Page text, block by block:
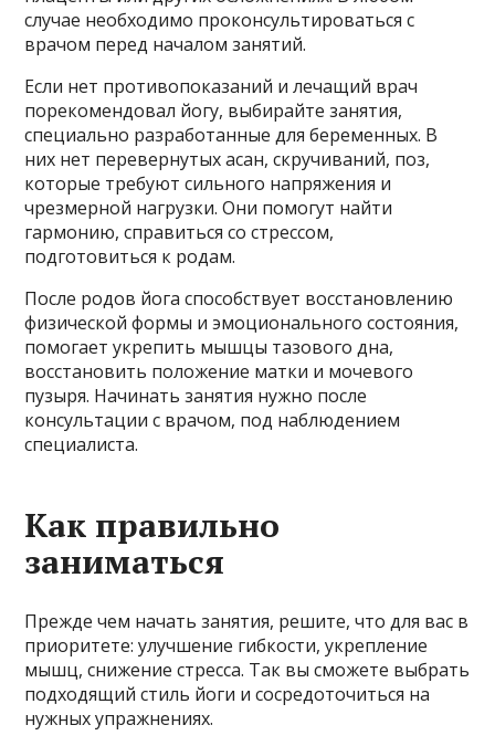
случае необходимо проконсультироваться с
врачом перед началом занятий.
Если нет противопоказаний и лечащий врач
порекомендовал йогу, выбирайте занятия,
специально разработанные для беременных. В
них нет перевернутых асан, скручиваний, поз,
которые требуют сильного напряжения и
чрезмерной нагрузки. Они помогут найти
гармонию, справиться со стрессом,
подготовиться к родам.
После родов йога способствует восстановлению
физической формы и эмоционального состояния,
помогает укрепить мышцы тазового дна,
восстановить положение матки и мочевого
пузыря. Начинать занятия нужно после
консультации с врачом, под наблюдением
специалиста.
Как правильно
заниматься
Прежде чем начать занятия, решите, что для вас в
приоритете: улучшение гибкости, укрепление
мышц, снижение стресса. Так вы сможете выбрать
подходящий стиль йоги и сосредоточиться на
нужных упражнениях.